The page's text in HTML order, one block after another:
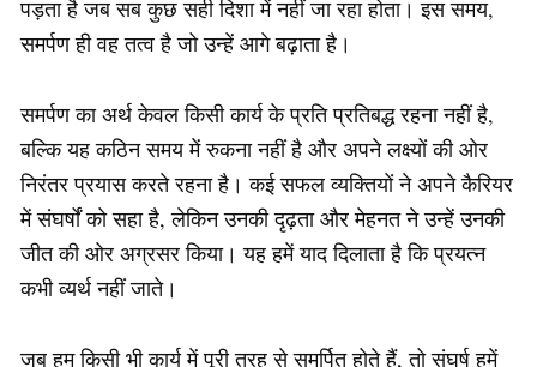
पड़ता है जब सब कुछ सही दिशा में नहीं जा रहा होता। इस समय,
समर्पण ही वह तत्व है जो उन्हें आगे बढ़ाता है।
समर्पण का अर्थ केवल किसी कार्य के प्रति प्रतिबद्ध रहना नहीं है,
बल्कि यह कठिन समय में रुकना नहीं है और अपने लक्ष्यों की ओर
निरंतर प्रयास करते रहना है। कई सफल व्यक्तियों ने अपने कैरियर
में संघर्षों को सहा है, लेकिन उनकी दृढ़ता और मेहनत ने उन्हें उनकी
जीत की ओर अग्रसर किया। यह हमें याद दिलाता है कि प्रयत्न
कभी व्यर्थ नहीं जाते।
जब हम किसी भी कार्य में पूरी तरह से समर्पित होते हैं, तो संघर्ष हमें